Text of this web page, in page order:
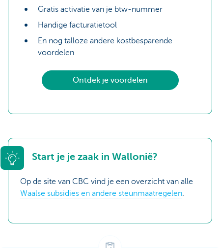
Gratis activatie van je btw-nummer
Handige facturatietool
En nog talloze andere kostbesparende
voordelen
Ontdek je voordelen
Start je je zaak in Wallonië?
Op de site van CBC vind je een overzicht van alle
Waalse subsidies en andere steunmaatregelen.